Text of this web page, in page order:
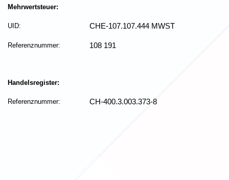
Mehrwertsteuer:
UID: CHE-107.107.444 MWST
Referenznummer: 108 191
Handelsregister:
Referenznummer: CH-400.3.003.373-8